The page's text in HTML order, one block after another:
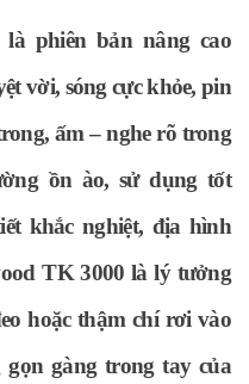
là phiên bản nâng cao
vời, sóng cực khỏe, pin
ấm – nghe rõ trong
ồn ào, sử dụng tốt
khắc nghiệt, địa hình
TK 3000 là lý tưởng
hoặc thậm chí rơi vào
gàng trong tay của